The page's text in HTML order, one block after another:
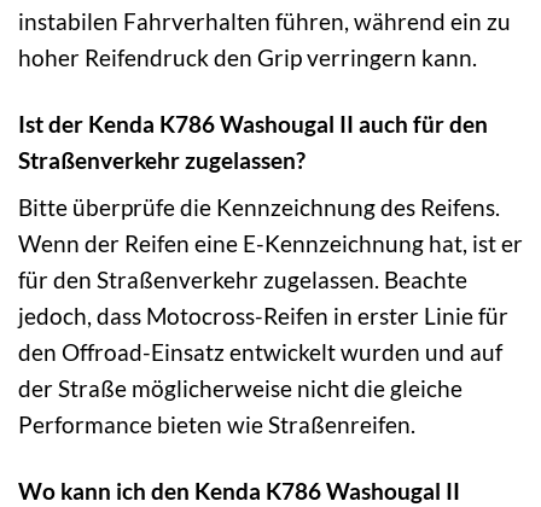
instabilen Fahrverhalten führen, während ein zu
hoher Reifendruck den Grip verringern kann.
Ist der Kenda K786 Washougal II auch für den
Straßenverkehr zugelassen?
Bitte überprüfe die Kennzeichnung des Reifens.
Wenn der Reifen eine E-Kennzeichnung hat, ist er
für den Straßenverkehr zugelassen. Beachte
jedoch, dass Motocross-Reifen in erster Linie für
den Offroad-Einsatz entwickelt wurden und auf
der Straße möglicherweise nicht die gleiche
Performance bieten wie Straßenreifen.
Wo kann ich den Kenda K786 Washougal II